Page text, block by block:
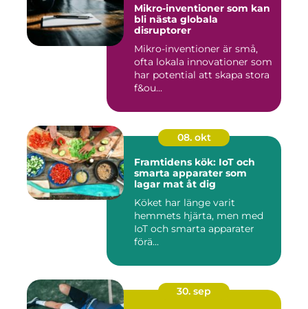
Mikro-inventioner som kan
bli nästa globala
disruptorer
Mikro-inventioner är små,
ofta lokala innovationer som
har potential att skapa stora
f&ou...
08. okt
Framtidens kök: IoT och
smarta apparater som
lagar mat åt dig
Köket har länge varit
hemmets hjärta, men med
IoT och smarta apparater
förä...
30. sep